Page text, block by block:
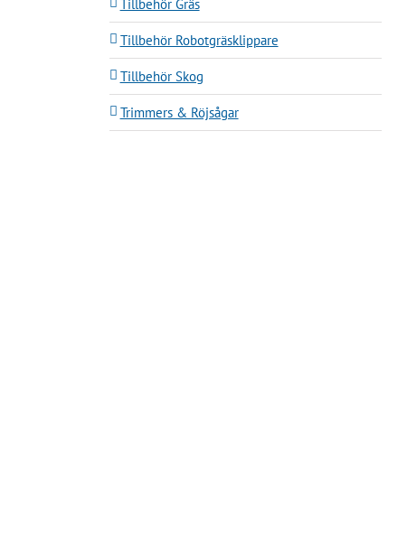
Tillbehör Gräs
Tillbehör Robotgräsklippare
Tillbehör Skog
Trimmers & Röjsågar